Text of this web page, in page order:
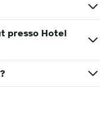
presso Hotel